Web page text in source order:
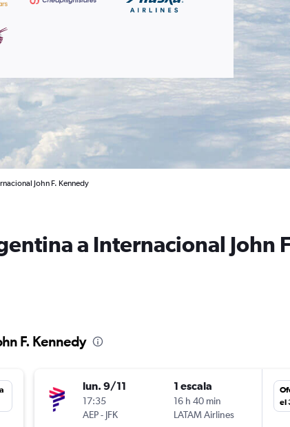
John F. Kennedy
a Internacional John
F. Kennedy
lun. 9/11
17:35
AEP- JFK
1 escala
16 h 40 min
LATAM Airlines
el